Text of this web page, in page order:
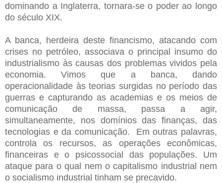
dominando a Inglaterra, tornara-se o poder ao longo
do século XIX.
A banca, herdeira deste financismo, atacando com
crises no petróleo, associava o principal insumo do
industrialismo às causas dos problemas vividos pela
economia. Vimos que a banca, dando
operacionalidade às teorias surgidas no período das
guerras e capturando as academias e os meios de
comunicação de massa, passa a agir,
simultaneamente, nos domínios das finanças, das
tecnologias e da comunicação. Em outras palavras,
controla os recursos, as operações econômicas,
financeiras e o psicossocial das populações. Um
ataque para o qual nem o capitalismo industrial nem
o socialismo industrial tinham se precavido.